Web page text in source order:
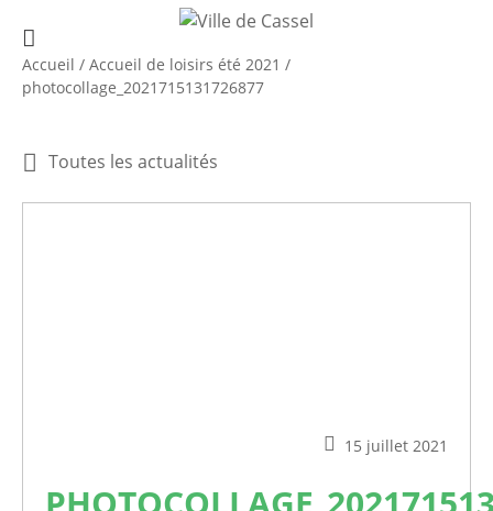
Accueil / Accueil de loisirs été 2021 /
photocollage_2021715131726877
Toutes les actualités
15 juillet 2021